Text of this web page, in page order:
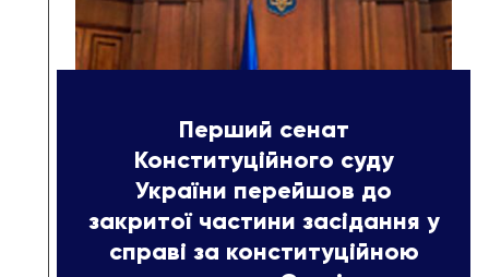
Перший сенат
Конституційного суду
України перейшов до
закритої частини засідання у
справі за конституційною